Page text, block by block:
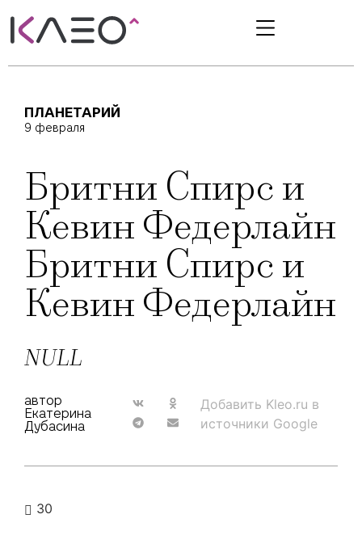
ПЛАНЕТАРИЙ
9 февраля
Бритни Спирс и
Кевин Федерлайн
Бритни Спирс и
Кевин Федерлайн
NULL
автор
Екатерина
Дубасина
Добавить Kleo.ru в
источники Google
30